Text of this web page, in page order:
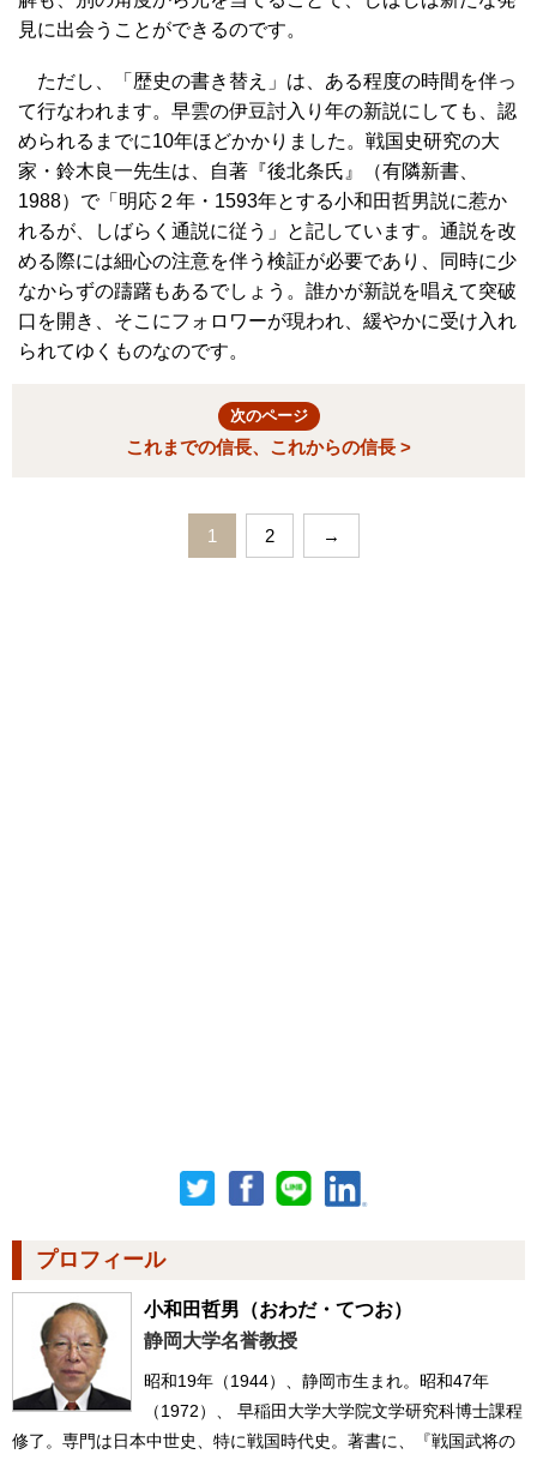
見に出会うことができるのです。
ただし、「歴史の書き替え」は、ある程度の時間を伴っ
て行なわれます。早雲の伊豆討入り年の新説にしても、認
められるまでに10年ほどかかりました。戦国史研究の大
家・鈴木良一先生は、自著『後北条氏』（有隣新書、
1988）で「明応２年・1593年とする小和田哲男説に惹か
れるが、しばらく通説に従う」と記しています。通説を改
める際には細心の注意を伴う検証が必要であり、同時に少
なからずの躊躇もあるでしょう。誰かが新説を唱えて突破
口を開き、そこにフォロワーが現われ、緩やかに受け入れ
られてゆくものなのです。
次のページ
これまでの信長、これからの信長 >
1 2 →
プロフィール
小和田哲男 （おわだ・てつお）
静岡大学名誉教授
昭和19年（1944）、静岡市生まれ。昭和47年
（1972）、 早稲田大学大学院文学研究科博士課程
修了。専門は日本中世史、特に戦国時代史。著書に、『戦国武将の